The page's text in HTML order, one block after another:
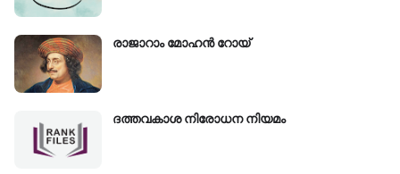
രാജാറാം മോഹൻ റോയ്‌
ദത്തവകാശ നിരോധന നിയമം